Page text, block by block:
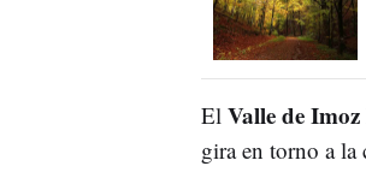
El Valle de Imoz
gira en torno a la